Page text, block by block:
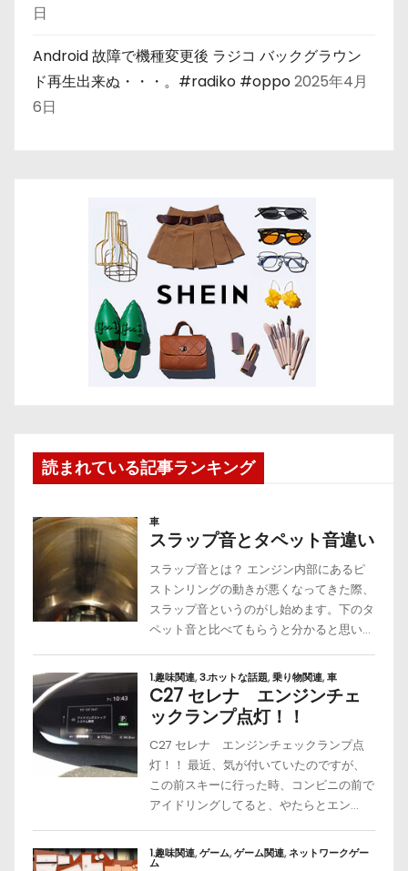
日
Android 故障で機種変更後 ラジコ バックグラウン
ド再生出来ぬ・・・。#radiko #oppo2025年4月
6日
読まれている記事ランキング